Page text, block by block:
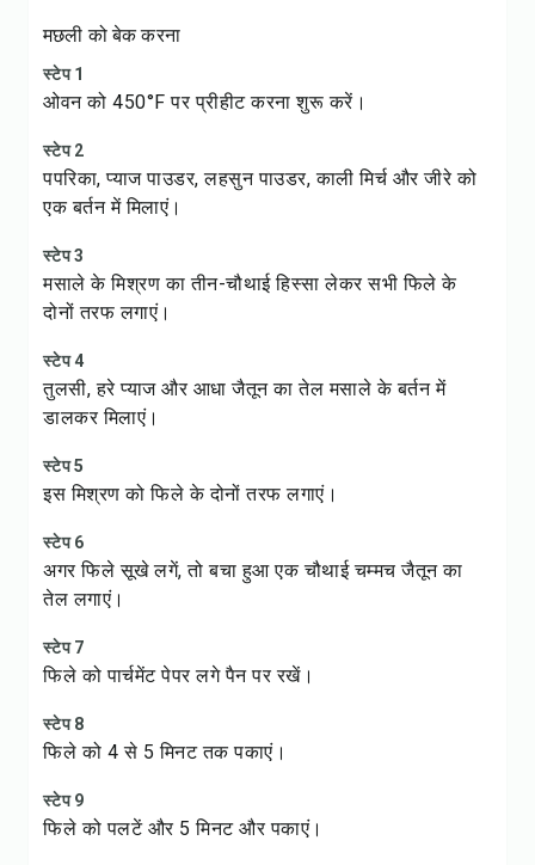
मछली को बेक करना
स्टेप 1
ओवन को 450°F पर प्रीहीट करना शुरू करें।
स्टेप 2
पपरिका, प्याज पाउडर, लहसुन पाउडर, काली मिर्च और जीरे को
एक बर्तन में मिलाएं।
स्टेप 3
मसाले के मिश्रण का तीन-चौथाई हिस्सा लेकर सभी फिले के
दोनों तरफ लगाएं।
स्टेप 4
तुलसी, हरे प्याज और आधा जैतून का तेल मसाले के बर्तन में
डालकर मिलाएं।
स्टेप 5
इस मिश्रण को फिले के दोनों तरफ लगाएं।
स्टेप 6
अगर फिले सूखे लगें, तो बचा हुआ एक चौथाई चम्मच जैतून का
तेल लगाएं।
स्टेप 7
फिले को पार्चमेंट पेपर लगे पैन पर रखें।
स्टेप 8
फिले को 4 से 5 मिनट तक पकाएं।
स्टेप 9
फिले को पलटें और 5 मिनट और पकाएं।